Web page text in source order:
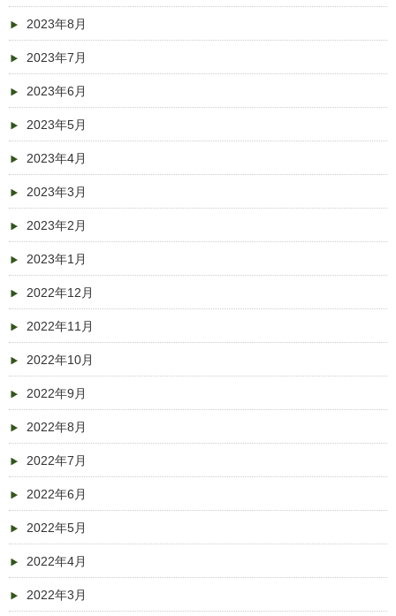
2023年8月
2023年7月
2023年6月
2023年5月
2023年4月
2023年3月
2023年2月
2023年1月
2022年12月
2022年11月
2022年10月
2022年9月
2022年8月
2022年7月
2022年6月
2022年5月
2022年4月
2022年3月